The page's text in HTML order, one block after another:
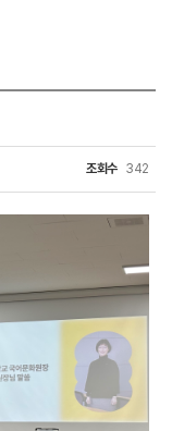
조회수 342